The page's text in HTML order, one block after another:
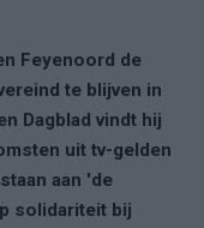
Feyenoord de
te blijven in
Dagblad vindt hij
uit tv-gelden
aan 'de
solidariteit bij